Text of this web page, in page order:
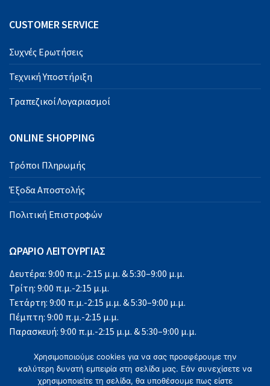
CUSTOMER SERVICE
Συχνές Ερωτήσεις
Τεχνική Υποστήριξη
Τραπεζικοί Λογαριασμοί
ONLINE SHOPPING
Τρόποι Πληρωμής
Έξοδα Αποστολής
Πολιτική Επιστροφών
ΩΡΑΡΙΟ ΛΕΙΤΟΥΡΓΙΑΣ
Δευτέρα: 9:00 π.μ.-2:15 μ.μ. & 5:30–9:00 μ.μ.
Τρίτη: 9:00 π.μ.-2:15 μ.μ.
Τετάρτη: 9:00 π.μ.-2:15 μ.μ. & 5:30–9:00 μ.μ.
Πέμπτη: 9:00 π.μ.-2:15 μ.μ.
Παρασκευή: 9:00 π.μ.-2:15 μ.μ. & 5:30–9:00 μ.μ.
Κυριακή: Κλειστά
Χρησιμοποιούμε cookies για να σας προσφέρουμε την
καλύτερη δυνατή εμπειρία στη σελίδα μας. Εάν συνεχίσετε να
χρησιμοποιείτε τη σελίδα, θα υποθέσουμε πως είστε